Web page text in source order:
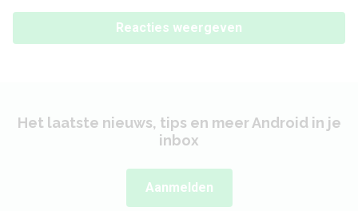
Reacties weergeven
Het laatste nieuws, tips en meer Android in je
inbox
Aanmelden